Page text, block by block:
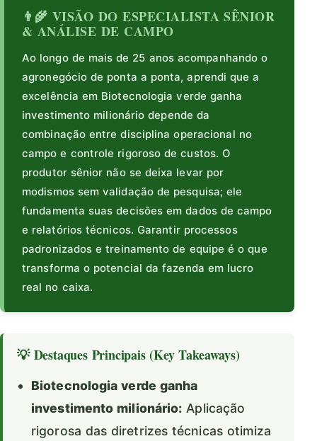
👨‍🌾 VISÃO DO ESPECIALISTA SÊNIOR
& ANÁLISE DE CAMPO
Ao longo de mais de 25 anos acompanhando o
agronegócio de ponta a ponta, aprendi que a
excelência em Biotecnologia verde ganha
investimento milionário depende da
combinação entre disciplina operacional no
campo e controle rigoroso de custos. O
produtor sênior não se deixa levar por
modismos sem validação de pesquisa; ele
fundamenta suas decisões em dados de campo
e relatórios técnicos. Garantir processos
padronizados e treinamento de equipe é o que
transforma o potencial da fazenda em lucro
real no caixa.
💡 Destaques Principais (Key Takeaways)
Biotecnologia verde ganha
investimento milionário: Aplicação
rigorosa das diretrizes técnicas otimiza